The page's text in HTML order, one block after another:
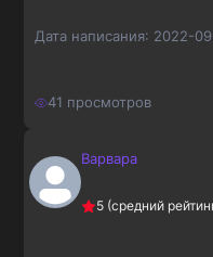
Дата написания: 2022-
41 просмотров
600 ₽Варвара
5 (средний